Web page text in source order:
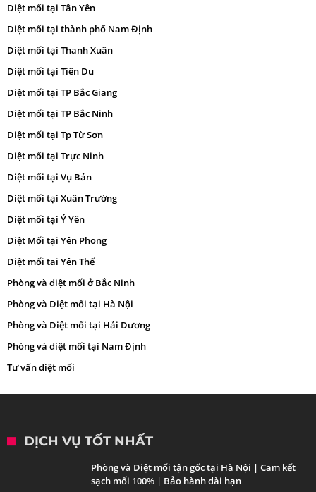
Diệt mối tại Tân Yên
Diệt mối tại thành phố Nam Định
Diệt mối tại Thanh Xuân
Diệt mối tại Tiên Du
Diệt mối tại TP Bắc Giang
Diệt mối tại TP Bắc Ninh
Diệt mối tại Tp Từ Sơn
Diệt mối tại Trực Ninh
Diệt mối tại Vụ Bản
Diệt mối tại Xuân Trường
Diệt mối tại Ý Yên
Diệt Mối tại Yên Phong
Diệt mối tai Yên Thế
Phòng và diệt mối ở Bắc Ninh
Phòng và Diệt mối tại Hà Nội
Phòng và Diệt mối tại Hải Dương
Phòng và diệt mối tại Nam Định
Tư vấn diệt mối
DỊCH VỤ TỐT NHẤT
Phòng và Diệt mối tận gốc tại Hà Nội | Cam kết
sạch mối 100% | Bảo hành dài hạn